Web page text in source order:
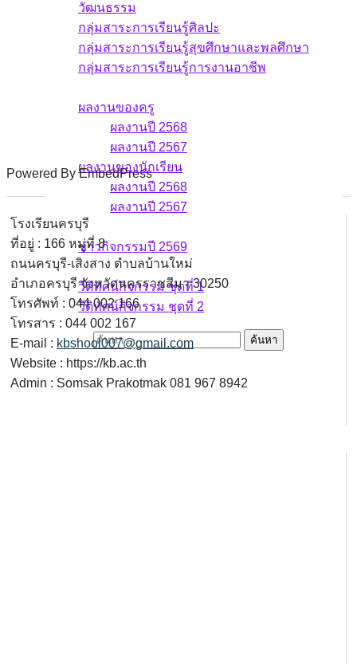
วัฒนธรรม
กลุ่มสาระการเรียนรู้ศิลปะ
กลุ่มสาระการเรียนรู้สุขศึกษาและพลศึกษา
กลุ่มสาระการเรียนรู้การงานอาชีพ
ผลงานของครู
ผลงานปี 2568
ผลงานปี 2567
ผลงานของนักเรียน
ผลงานปี 2568
ผลงานปี 2567
ข่าวกิจกรรม
ข่าวกิจกรรมปี 2569
วีดิทัศน์กิจกรรม
วีดิทัศน์กิจกรรม ชุดที่ 1
วีดิทัศน์กิจกรรม ชุดที่ 2
ค้นหาสำหรับ:
Powered By EmbedPress
โรงเรียนครบุรี
ที่อยู่ : 166 หมู่ที่ 8
ถนนครบุรี-เสิงสาง ตำบลบ้านใหม่
อำเภอครบุรี จังหวัดนครราชสีมา 30250
โทรศัพท์ : 044 002 166
โทรสาร : 044 002 167
E-mail : kbshool007@gmail.com
Website : https://kb.ac.th
Admin : Somsak Prakotmak 081 967 8942